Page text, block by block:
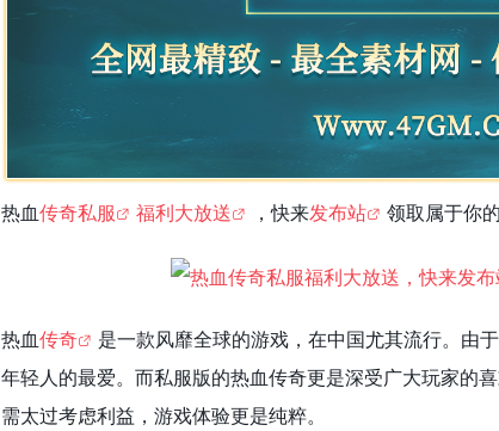
热血传奇私服 福利大放送 ，快来发布站 领取属于你
热血传奇
是一款风靡全球的游戏，在中国尤其流行。由
年轻人的最爱。而私服版的热血传奇更是深受广大玩家的
需太过考虑利益，游戏体验更是纯粹。